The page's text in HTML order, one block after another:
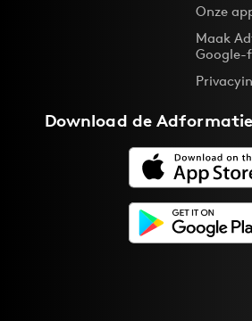
Onze
Maak
Google-
Download de